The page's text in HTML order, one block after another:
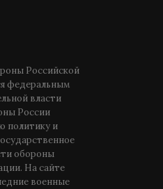
Российской
федеральным
власти
России
политику и
обороны
На сайте
военные